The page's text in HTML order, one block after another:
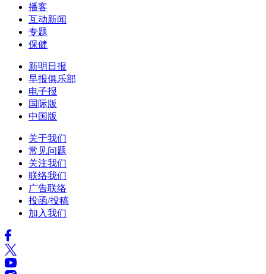
播客
互动新闻
专题
保健
新明日报
早报俱乐部
电子报
国际版
中国版
关于我们
常见问题
关注我们
联络我们
广告联络
投函/投稿
加入我们